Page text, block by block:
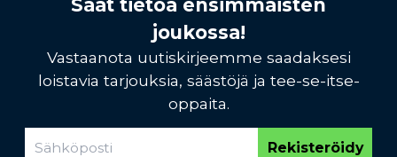
Saat tietoa ensimmäisten
joukossa!
Vastaanota uutiskirjeemme saadaksesi
loistavia tarjouksia, säästöjä ja tee-se-itse-
oppaita.
Rekisteröidy